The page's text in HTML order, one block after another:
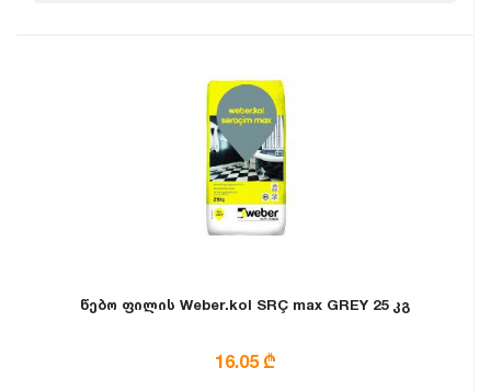
წებო ფილის Weber.kol SRÇ max GREY 25 კგ
16.05 ₾